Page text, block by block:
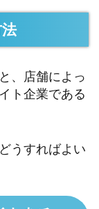
、店舗によっ
ト企業である
うすればよい